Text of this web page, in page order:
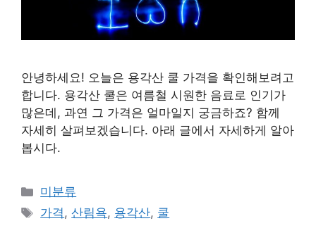
안녕하세요! 오늘은 용각산 쿨 가격을 확인해보려고
합니다. 용각산 쿨은 여름철 시원한 음료로 인기가
많은데, 과연 그 가격은 얼마일지 궁금하죠? 함께
자세히 살펴보겠습니다. 아래 글에서 자세하게 알아
봅시다.
Categories
미분류
Tags
가격,산림욕, 용각산, 쿨